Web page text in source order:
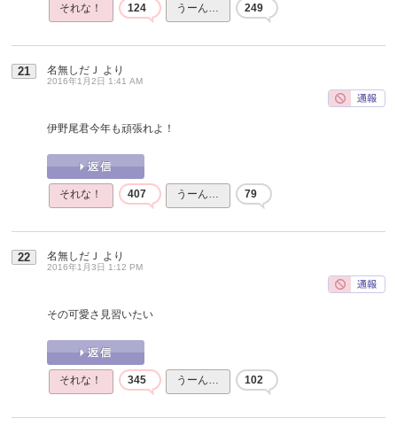
それな！ 124 うーん… 249
21 名無しだＪ より
2016年1月2日 1:41 AM
伊野尾君今年も頑張れよ！
それな！ 407 うーん… 79
22 名無しだＪ より
2016年1月3日 1:12 PM
その可愛さ見習いたい
それな！ 345 うーん… 102